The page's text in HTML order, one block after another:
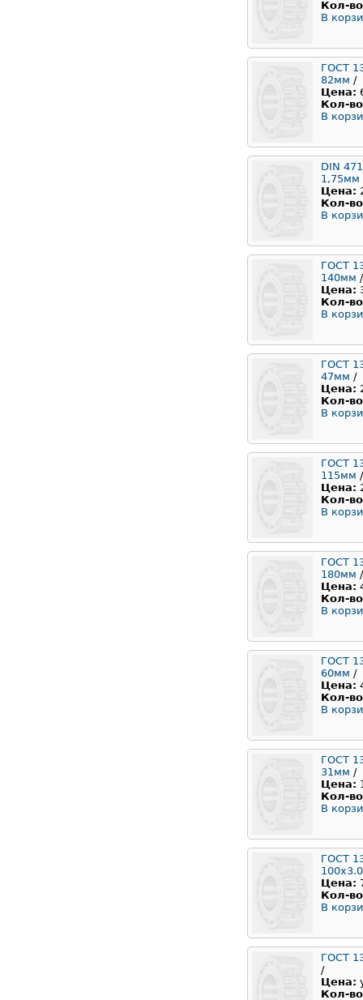
Кол-
В
ГОСТ
82мм /
Цена:
Кол-
В
DIN
1,75мм
Цена:
Кол-
В
ГОСТ
140мм /
Цена:
Кол-
В
ГОСТ
47мм /
Цена:
Кол-
В
ГОСТ
115мм /
Цена:
Кол-
В
ГОСТ
180мм /
Цена:
Кол-
В
ГОСТ
60мм /
Цена:
Кол-
В
ГОСТ
31мм /
Цена:
Кол-
В
ГОСТ
Цена:
Кол-
В
ГОСТ
/
Цена:
Кол-